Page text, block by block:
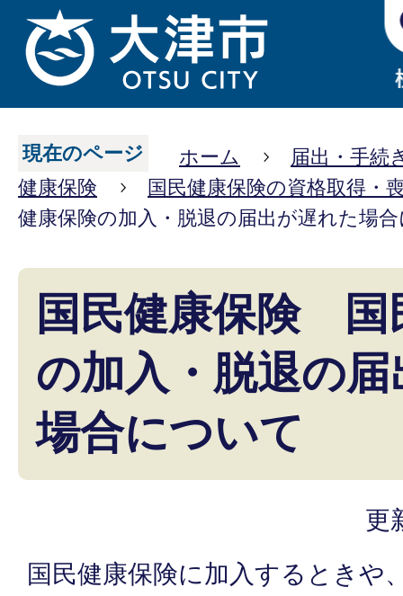
現在のページ ホーム
届出・手続
健康保険
国民健康保険の資格取得・
健康保険の加入・脱退の届出が遅れた場
国民健康保険 国
の加入・脱退の
場合について
更
国民健康保険に加入するときや